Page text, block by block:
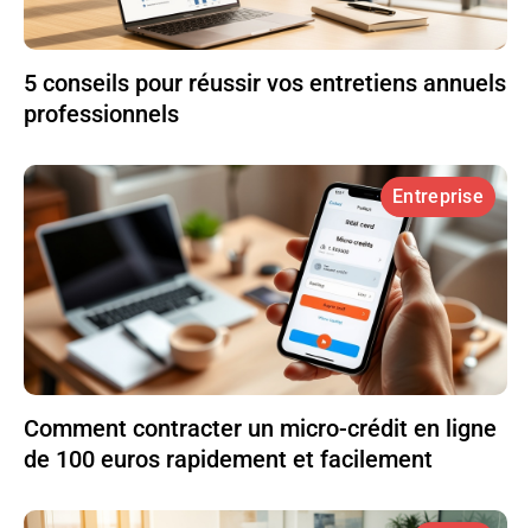
5 conseils pour réussir vos entretiens annuels
professionnels
Entreprise
Comment contracter un micro-crédit en ligne
de 100 euros rapidement et facilement